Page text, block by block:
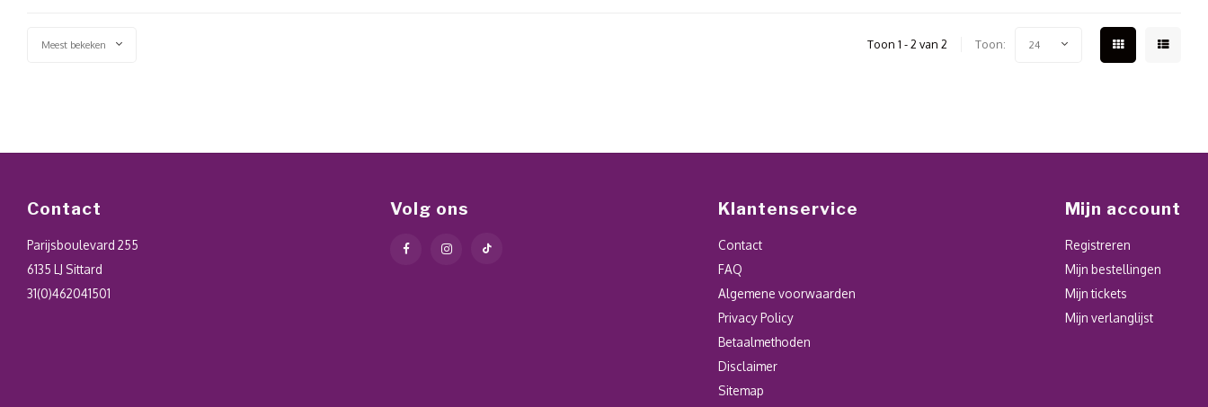
Meest bekeken Toon 1 - 2 van 2 Toon: 24
Contact
Parijsboulevard 255
6135 LJ Sittard
31(0)462041501
Volg ons Klantenservice
Contact
FAQ
Algemene voorwaarden
Privacy Policy
Betaalmethoden
Disclaimer
Sitemap
Mijn account
Registreren
Mijn bestellingen
Mijn tickets
Mijn verlanglijst